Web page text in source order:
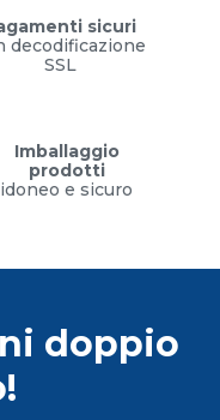
sicuri
decodificazione
SSL
Imballaggio
prodotti
idoneo e sicuro
doppio